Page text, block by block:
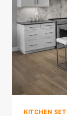
KITCHEN SET